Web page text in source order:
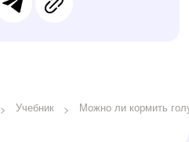
Учебник Можно ли кормить